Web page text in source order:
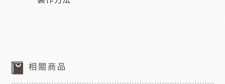
相關商品